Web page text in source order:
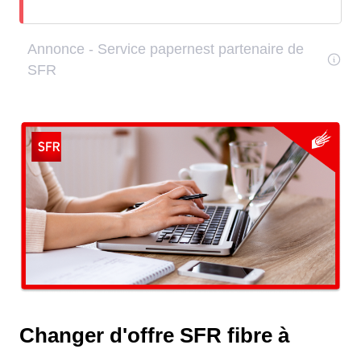
Changer d'offre SFR fibre à